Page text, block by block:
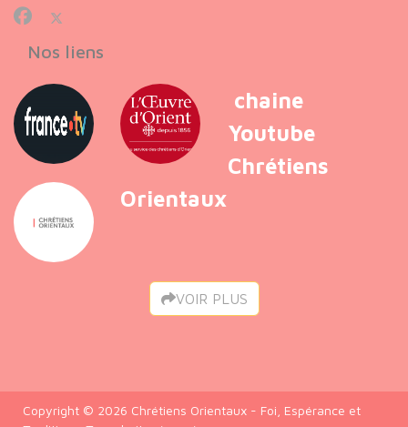
Nos liens
chaine
Youtube
Chrétiens
Orientaux
VOIR PLUS
Copyright © 2026 Chrétiens Orientaux - Foi, Espérance et